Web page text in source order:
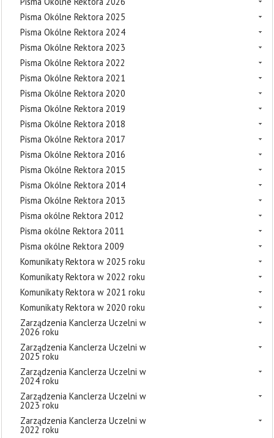
Pisma Okólne Rektora 2025
Pisma Okólne Rektora 2024
Pisma Okólne Rektora 2023
Pisma Okólne Rektora 2022
Pisma Okólne Rektora 2021
Pisma Okólne Rektora 2020
Pisma Okólne Rektora 2019
Pisma Okólne Rektora 2018
Pisma Okólne Rektora 2017
Pisma Okólne Rektora 2016
Pisma Okólne Rektora 2015
Pisma Okólne Rektora 2014
Pisma Okólne Rektora 2013
Pisma okólne Rektora 2012
Pisma okólne Rektora 2011
Pisma okólne Rektora 2009
Komunikaty Rektora w 2025 roku
Komunikaty Rektora w 2022 roku
Komunikaty Rektora w 2021 roku
Komunikaty Rektora w 2020 roku
Zarządzenia Kanclerza Uczelni w
2026 roku
Zarządzenia Kanclerza Uczelni w
2025 roku
Zarządzenia Kanclerza Uczelni w
2024 roku
Zarządzenia Kanclerza Uczelni w
2023 roku
Zarządzenia Kanclerza Uczelni w
2022 roku